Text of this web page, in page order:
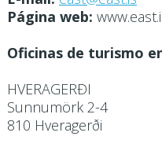
Página web:
Oficinas de turismo
HVERAGERÐI
Sunnumörk 2-4
810 Hveragerði